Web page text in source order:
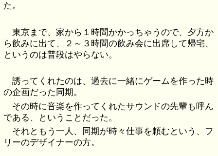
た。
東京まで、家から１時間かかっちゃうので、夕方か
ら飲みに出て、２～３時間の飲み会に出席して帰宅、
というのは普段はやらない。
誘ってくれたのは、過去に一緒にゲームを作った時
の企画だった同期。
その時に音楽を作ってくれたサウンドの先輩も呼ん
である、ということだった。
それともう一人、同期が時々仕事を頼むという、フ
リーのデザイナーの方。